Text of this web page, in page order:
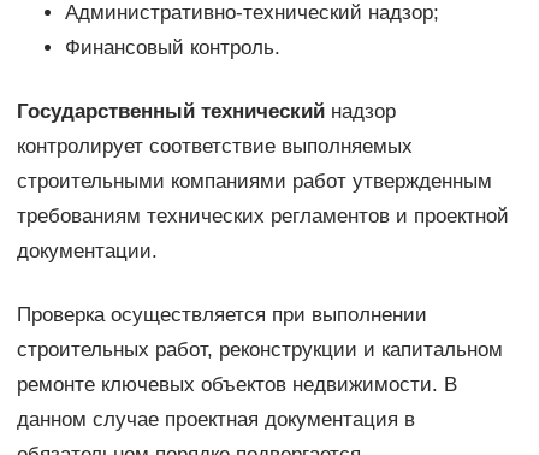
Административно-технический надзор;
Финансовый контроль.
Государственный техническийнадзор
контролирует соответствие выполняемых
строительными компаниями работ утвержденным
требованиям технических регламентов и проектной
документации.
Проверка осуществляется при выполнении
строительных работ, реконструкции и капитальном
ремонте ключевых объектов недвижимости. В
данном случае проектная документация в